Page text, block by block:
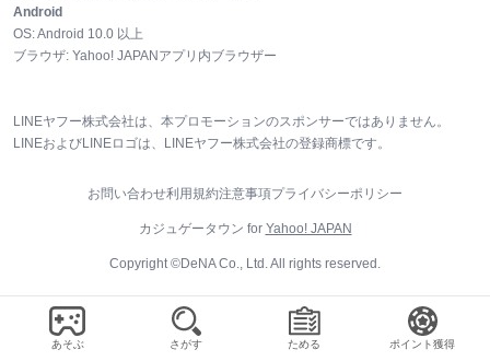
Android
OS:Android 10.0 以上
ブラウザ: Yahoo! JAPANアプリ内ブラウザー
LINEヤフー株式会社は、本プロモーションのスポンサーではありません。
LINEおよびLINEロゴは、LINEヤフー株式会社の登録商標です。
お問い合わせ利用規約注意事項プライバシーポリシー
カジュゲータウン for Yahoo! JAPAN
Copyright ©DeNA Co., Ltd. All rights reserved.
あそぶ さがす ためる ポイント獲得